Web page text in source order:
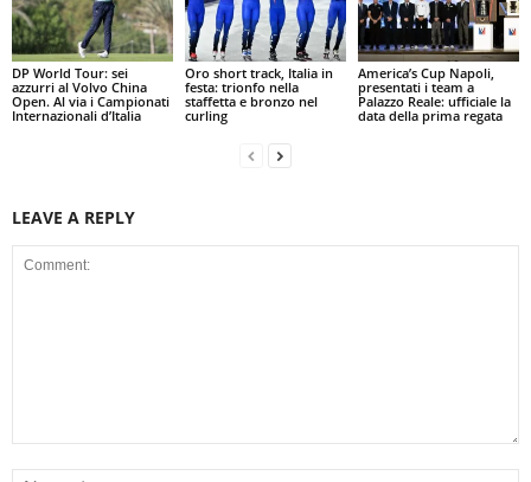
DP World Tour: sei
azzurri al Volvo China
Open. Al via i Campionati
Internazionali d’Italia
Oro short track, Italia in
festa: trionfo nella
staffetta e bronzo nel
curling
America’s Cup Napoli,
presentati i team a
Palazzo Reale: ufficiale la
data della prima regata
LEAVE A REPLY